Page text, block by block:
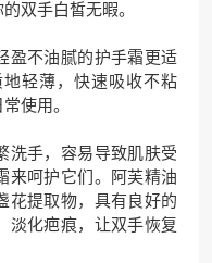
双手白皙无暇。
盈不油腻的护手霜更适
轻薄，快速吸收不粘
使用。
洗手，容易导致肌肤受
来呵护它们。阿芙精油
花提取物，具有良好的
淡化疤痕，让双手恢复